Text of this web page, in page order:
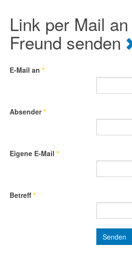
Link per Mail
Freund senden
E-Mail an *
Absender*
Eigene E-Mail *
Betreff *
Senden